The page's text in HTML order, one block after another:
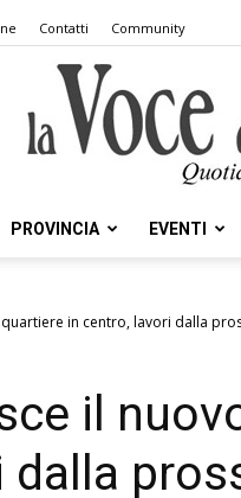
Contatti Community
PROVINCIA EVENTI
in centro, lavori dalla
il
dalla